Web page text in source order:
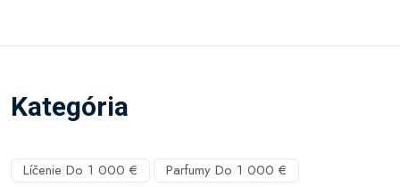
Kategória
Líčenie Do 1 000 €
Parfumy Do 1 000 €